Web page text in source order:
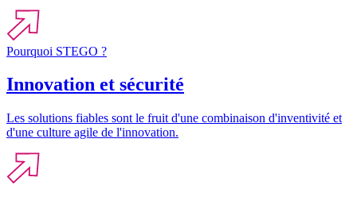
Pourquoi STEGO ?
Innovation et sécurité
Les solutions fiables sont le fruit d'une combinaison d'inventivité et
d'une culture agile de l'innovation.